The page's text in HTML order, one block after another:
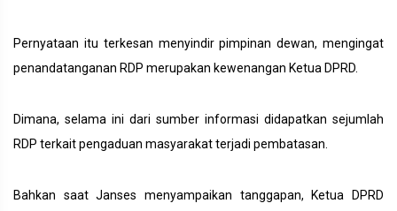
Pernyataan itu terkesan menyindir pimpinan dewan, mengingat
penandatanganan RDP merupakan kewenangan Ketua DPRD.
Dimana, selama ini dari sumber informasi didapatkan sejumlah
RDP terkait pengaduan masyarakat terjadi pembatasan.
Bahkan saat Janses menyampaikan tanggapan, Ketua DPRD